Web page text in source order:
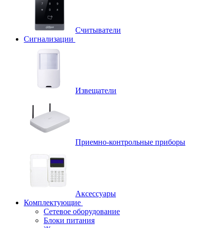
Считыватели
Сигнализации
Извещатели
Приемно-контрольные приборы
Аксессуары
Комплектующие
Сетевое оборудование
Блоки питания